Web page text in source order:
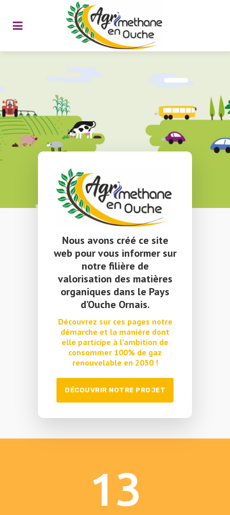
Nous avons créé ce site
web pour vous informer sur
notre filière de
valorisation des matières
organiques dans le Pays
d’Ouche Ornais.
Découvrez sur ces pages notre
démarche et la manière dont
elle participe à l’ambition de
consommer 100% de gaz
renouvelable en 2050 !
DÉCOUVRIR NOTRE PROJET
13